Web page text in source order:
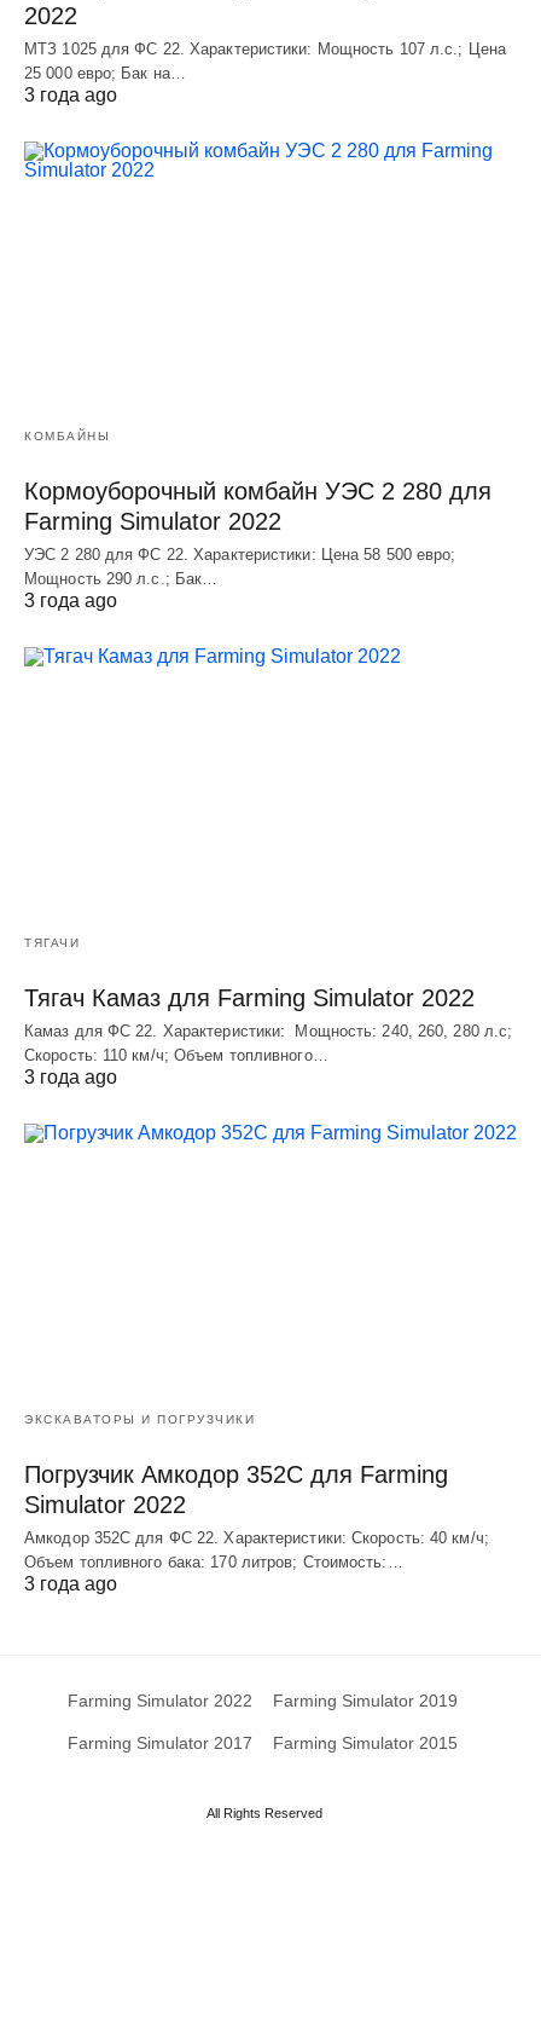
2022
МТЗ 1025 для ФС 22. Характеристики: Мощность 107 л.c.; Цена
25 000 евро; Бак на…
3 года ago
КОМБАЙНЫ
Кормоуборочный комбайн УЭC 2 280 для
Farming Simulator 2022
УЭC 2 280 для ФС 22. Характеристики: Цена 58 500 евро;
Мощность 290 л.с.; Бак…
3 года ago
ТЯГАЧИ
Тягач Камаз для Farming Simulator 2022
Камаз для ФС 22. Характеристики: Мощность: 240, 260, 280 л.с;
Скорость: 110 км/ч; Объем топливного…
3 года ago
ЭКСКАВАТОРЫ И ПОГРУЗЧИКИ
Погрузчик Амкодор 352С для Farming
Simulator 2022
Амкодор 352С для ФС 22. Характеристики: Скорость: 40 км/ч;
Объем топливного бака: 170 литров; Стоимость:…
3 года ago
Farming Simulator 2022 Farming Simulator 2019
Farming Simulator 2017 Farming Simulator 2015
All Rights Reserved